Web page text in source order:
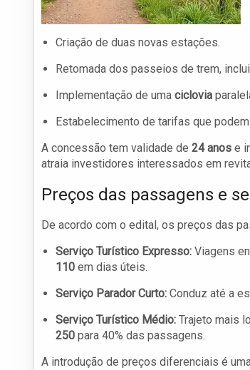
Criação de duas novas estações.
Retomada dos passeios de trem,
Implementação de uma ciclovia
Estabelecimento de tarifas que
A concessão tem validade de 24 anos e
atraia investidores interessados em
Preços das passagens e
De acordo com o edital, os preços das
Serviço Turístico Expresso: Viagens
110 em dias úteis.
Serviço Parador Curto: Conduz até a
Serviço Turístico Médio: Trajeto mais
250 para 40% das passagens.
A introdução de preços diferenciais é